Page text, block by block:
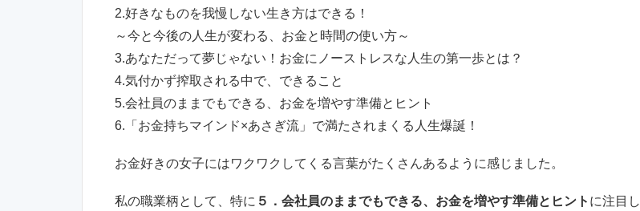
2.好きなものを我慢しない生き方はできる！
～今と今後の人生が変わる、お金と時間の使い方～
3.あなただって夢じゃない！お金にノーストレスな人生の第一歩とは？
4.気付かず搾取される中で、できること
5.会社員のままでもできる、お金を増やす準備とヒント
6.「お金持ちマインド×あさぎ流」で満たされまくる人生爆誕！
お金好きの女子にはワクワクしてくる言葉がたくさんあるように感じました。
私の職業柄として、特に ５．会社員のままでもできる、お金を増やす準備とヒント に注目し